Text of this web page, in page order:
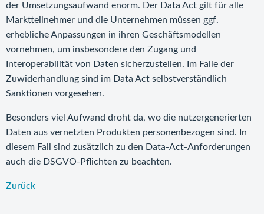
der Umsetzungsaufwand enorm. Der Data Act gilt für alle
Marktteilnehmer und die Unternehmen müssen ggf.
erhebliche Anpassungen in ihren Geschäftsmodellen
vornehmen, um insbesondere den Zugang und
Interoperabilität von Daten sicherzustellen. Im Falle der
Zuwiderhandlung sind im Data Act selbstverständlich
Sanktionen vorgesehen.
Besonders viel Aufwand droht da, wo die nutzergenerierten
Daten aus vernetzten Produkten personenbezogen sind. In
diesem Fall sind zusätzlich zu den Data-Act-Anforderungen
auch die DSGVO-Pflichten zu beachten.
Zurück